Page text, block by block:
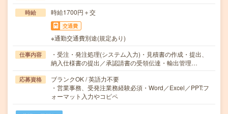
時給 時給1700円＋交
交通費
※通勤交通費別途(規定あり)
仕事内容
・受注・発注処理(システム入力)・見積書の作成・提出、
納入仕様書の提出／承認請書の受領伝達・輸出管理…
応募資格
ブランクOK / 英語力不要
・営業事務、受発注業務経験必須・Word／Excel／PPT:フ
ォーマット入力やコピペ